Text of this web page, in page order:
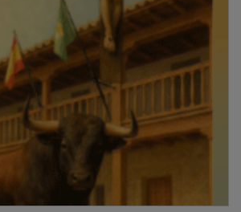
fusión entre el dúo Fetén-Fetén y la
La Mancha, dando vida a un
la riqueza de la música
desde el pensamiento actual. En la
agosto, la música afrocaribeña de
se conecta con los sabores del
un perfecto maridaje estival
en uno de los lugares más
de Criptana. Continuando
Ana Alcaide presentará su nuevo
un viaje onírico por las músicas